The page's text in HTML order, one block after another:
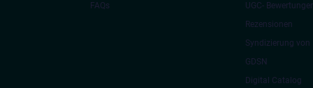
FAQs
UGC-
Rezensionen
Syndizierung von
GDSN
Digital Catalog